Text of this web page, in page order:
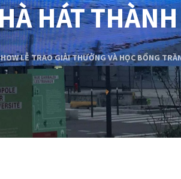
HÁT
LỄ TRAO GIẢI THƯỞNG VÀ HỌC BỔNG